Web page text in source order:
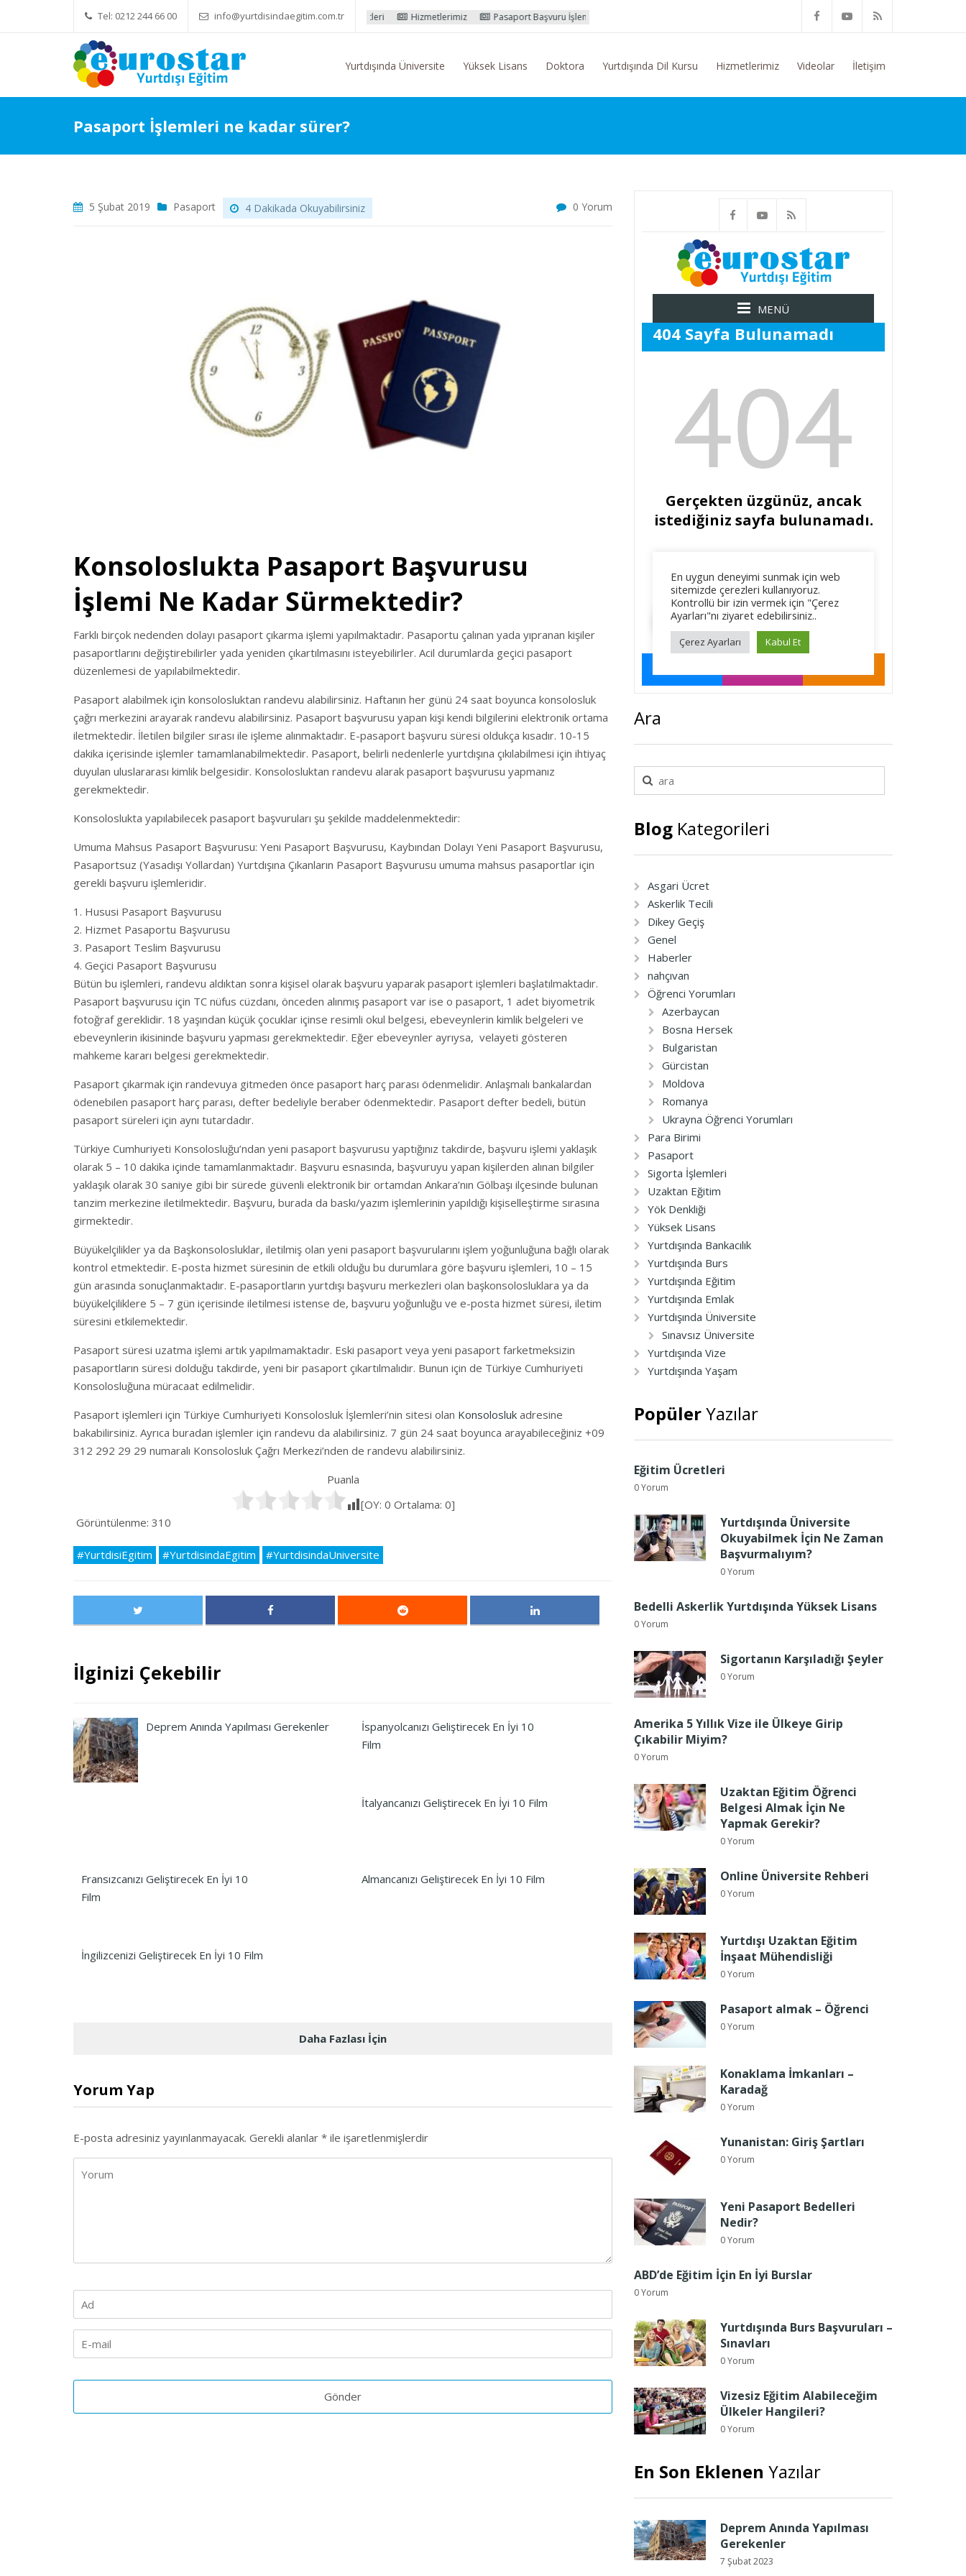
Tel: 0212 244 66 00 info@yurtdisindaegitim.com.tr
Yök Denkliği Önemli Eğitim Ücretleri Hizmetlerimiz Pasaport Başvuru İşlemleri Yurtdışı Eğitim Konusunda Genel Bilgi Talep Ediyorum
Yurtdışında Üniversite Yüksek Lisans Doktora Yurtdışında Dil Kursu Hizmetlerimiz Videolar İletişim
Pasaport İşlemleri ne kadar sürer?
5 Şubat 2019 Pasaport 4 Dakikada Okuyabilirsiniz 0 Yorum
Konsoloslukta Pasaport Başvurusu
İşlemi Ne Kadar Sürmektedir?
Farklı birçok nedenden dolayı pasaport çıkarma işlemi yapılmaktadır. Pasaportu çalınan yada yıpranan kişiler
pasaportlarını değiştirebilirler yada yeniden çıkartılmasını isteyebilirler. Acil durumlarda geçici pasaport
düzenlemesi de yapılabilmektedir.
Pasaport alabilmek için konsolosluktan randevu alabilirsiniz. Haftanın her günü 24 saat boyunca konsolosluk
çağrı merkezini arayarak randevu alabilirsiniz. Pasaport başvurusu yapan kişi kendi bilgilerini elektronik ortama
iletmektedir. İletilen bilgiler sırası ile işleme alınmaktadır. E-pasaport başvuru süresi oldukça kısadır. 10-15
dakika içerisinde işlemler tamamlanabilmektedir. Pasaport, belirli nedenlerle yurtdışına çıkılabilmesi için ihtiyaç
duyulan uluslararası kimlik belgesidir. Konsolosluktan randevu alarak pasaport başvurusu yapmanız
gerekmektedir.
Konsoloslukta yapılabilecek pasaport başvuruları şu şekilde maddelenmektedir:
Umuma Mahsus Pasaport Başvurusu: Yeni Pasaport Başvurusu, Kaybından Dolayı Yeni Pasaport Başvurusu,
Pasaportsuz (Yasadışı Yollardan) Yurtdışına Çıkanların Pasaport Başvurusu umuma mahsus pasaportlar için
gerekli başvuru işlemleridir.
Hususi Pasaport Başvurusu
Hizmet Pasaportu Başvurusu
Pasaport Teslim Başvurusu
Geçici Pasaport Başvurusu
Bütün bu işlemleri, randevu aldıktan sonra kişisel olarak başvuru yaparak pasaport işlemleri başlatılmaktadır.
Pasaport başvurusu için TC nüfus cüzdanı, önceden alınmış pasaport var ise o pasaport, 1 adet biyometrik
fotoğraf gereklidir. 18 yaşından küçük çocuklar içinse resimli okul belgesi, ebeveynlerin kimlik belgeleri ve
ebeveynlerin ikisininde başvuru yapması gerekmektedir. Eğer ebeveynler ayrıysa, velayeti gösteren
mahkeme kararı belgesi gerekmektedir.
Pasaport çıkarmak için randevuya gitmeden önce pasaport harç parası ödenmelidir. Anlaşmalı bankalardan
ödenebilen pasaport harç parası, defter bedeliyle beraber ödenmektedir. Pasaport defter bedeli, bütün
pasaport süreleri için aynı tutardadır.
Türkiye Cumhuriyeti Konsolosluğu’ndan yeni pasaport başvurusu yaptığınız takdirde, başvuru işlemi yaklaşık
olarak 5 – 10 dakika içinde tamamlanmaktadır. Başvuru esnasında, başvuruyu yapan kişilerden alınan bilgiler
yaklaşık olarak 30 saniye gibi bir sürede güvenli elektronik bir ortamdan Ankara’nın Gölbaşı ilçesinde bulunan
tanzim merkezine iletilmektedir. Başvuru, burada da baskı/yazım işlemlerinin yapıldığı kişiselleştirme sırasına
girmektedir.
Büyükelçilikler ya da Başkonsolosluklar, iletilmiş olan yeni pasaport başvurularını işlem yoğunluğuna bağlı olarak
kontrol etmektedir. E-posta hizmet süresinin de etkili olduğu bu durumlara göre başvuru işlemleri, 10 – 15
gün arasında sonuçlanmaktadır. E-pasaportların yurtdışı başvuru merkezleri olan başkonsolosluklara ya da
büyükelçiliklere 5 – 7 gün içerisinde iletilmesi istense de, başvuru yoğunluğu ve e-posta hizmet süresi, iletim
süresini etkilemektedir.
Pasaport süresi uzatma işlemi artık yapılmamaktadır. Eski pasaport veya yeni pasaport farketmeksizin
pasaportların süresi dolduğu takdirde, yeni bir pasaport çıkartılmalıdır. Bunun için de Türkiye Cumhuriyeti
Konsolosluğuna müracaat edilmelidir.
Pasaport işlemleri için Türkiye Cumhuriyeti Konsolosluk İşlemleri’nin sitesi olan Konsolosluk adresine
bakabilirsiniz. Ayrıca buradan işlemler için randevu da alabilirsiniz. 7 gün 24 saat boyunca arayabileceğiniz +09
312 292 29 29 numaralı Konsolosluk Çağrı Merkezi’nden de randevu alabilirsiniz.
Puanla
[OY: 0 Ortalama: 0]
Görüntülenme: 310
#YurtdisiEgitim #YurtdisindaEgitim #YurtdisindaUniversite
İlginizi Çekebilir
Deprem Anında Yapılması Gerekenler
İspanyolcanızı Geliştirecek En İyi 10
Film
İtalyancanızı Geliştirecek En İyi 10 Film
Fransızcanızı Geliştirecek En İyi 10
Film
Almancanızı Geliştirecek En İyi 10 Film
İngilizcenizi Geliştirecek En İyi 10 Film
Daha Fazlası İçin
Yorum Yap
E-posta adresiniz yayınlanmayacak. Gerekli alanlar * ile işaretlenmişlerdir
Ara
Blog Kategorileri
Asgari Ücret
Askerlik Tecili
Dikey Geçiş
Genel
Haberler
nahçıvan
Öğrenci Yorumları
Azerbaycan
Bosna Hersek
Bulgaristan
Gürcistan
Moldova
Romanya
Ukrayna Öğrenci Yorumları
Para Birimi
Pasaport
Sigorta İşlemleri
Uzaktan Eğitim
Yök Denkliği
Yüksek Lisans
Yurtdışında Bankacılık
Yurtdışında Burs
Yurtdışında Eğitim
Yurtdışında Emlak
Yurtdışında Üniversite
Sınavsız Üniversite
Yurtdışında Vize
Yurtdışında Yaşam
PopülerYazılar
Eğitim Ücretleri
0 Yorum
Yurtdışında Üniversite
Okuyabilmek İçin Ne Zaman
Başvurmalıyım?
0 Yorum
Bedelli Askerlik Yurtdışında Yüksek Lisans
0 Yorum
Sigortanın Karşıladığı Şeyler
0 Yorum
Amerika 5 Yıllık Vize ile Ülkeye Girip
Çıkabilir Miyim?
0 Yorum
Uzaktan Eğitim Öğrenci
Belgesi Almak İçin Ne
Yapmak Gerekir?
0 Yorum
Online Üniversite Rehberi
0 Yorum
Yurtdışı Uzaktan Eğitim
İnşaat Mühendisliği
0 Yorum
Pasaport almak – Öğrenci
0 Yorum
Konaklama İmkanları –
Karadağ
0 Yorum
Yunanistan: Giriş Şartları
0 Yorum
Yeni Pasaport Bedelleri
Nedir?
0 Yorum
ABD’de Eğitim İçin En İyi Burslar
0 Yorum
Yurtdışında Burs Başvuruları –
Sınavları
0 Yorum
Vizesiz Eğitim Alabileceğim
Ülkeler Hangileri?
0 Yorum
En Son Eklenen Yazılar
Deprem Anında Yapılması
Gerekenler
7 Şubat 2023